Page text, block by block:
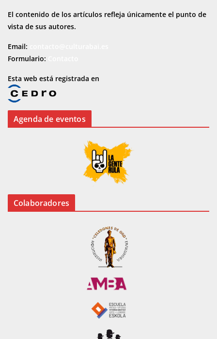
El contenido de los artículos refleja únicamente el punto de
vista de sus autores.
Email:
Formulario:
Esta web está registrada en
Agenda de eventos
Colaboradores